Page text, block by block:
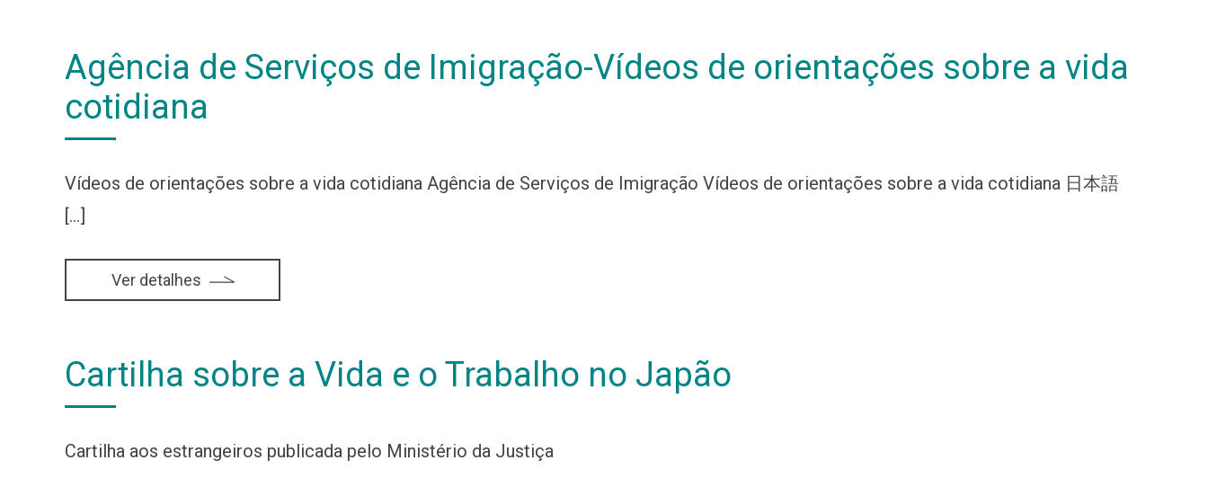
Agência de Serviços de Imigração-Vídeos de orientações sobre a vida
cotidiana
Vídeos de orientações sobre a vida cotidiana Agência de Serviços de Imigração Vídeos de orientações sobre a vida cotidiana 日本語
[…]
Ver detalhes
Cartilha sobre a Vida e o Trabalho no Japão
Cartilha aos estrangeiros publicada pelo Ministério da Justiça